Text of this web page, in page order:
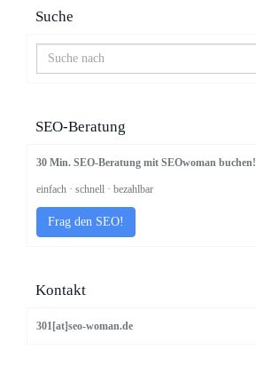
Suche
SEO-Beratung
30 Min. SEO-Beratung mit SEOwoman buchen!
einfach · schnell · bezahlbar
Frag den SEO!
Kontakt
301[at]seo-woman.de